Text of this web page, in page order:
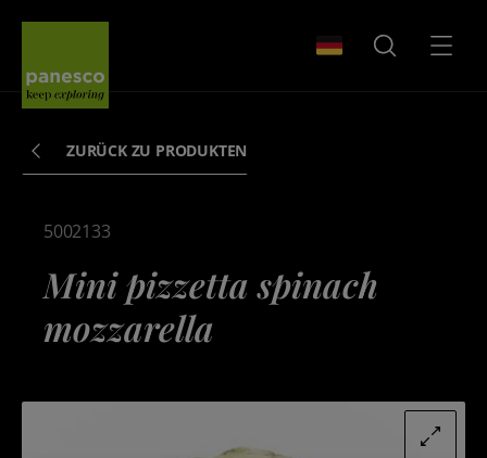
MENÜ
SUCHEN
WÄHLEN SIE IHR
ZURÜCK ZU PRODUKTEN
5002133
Mini pizzetta spinach
mozzarella